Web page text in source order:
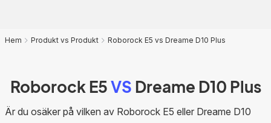
Hem Produkt vs Produkt Roborock E5 vs Dreame D10 Plus
Roborock E5VS Dreame D10 Plus
Är du osäker på vilken av Roborock E5 eller Dreame D10